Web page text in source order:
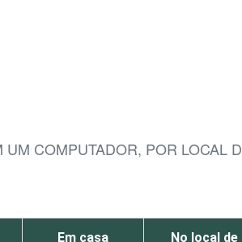
COMPUTADOR, POR LOCAL
Em casa
No local de